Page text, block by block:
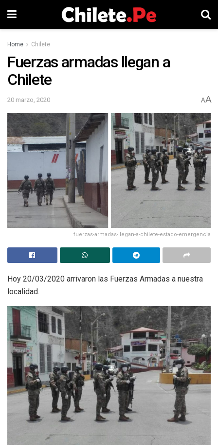
Home Chilete
Fuerzas armadas llegan a
Chilete
20 marzo, 2020 AA
fuerzas-armadas-llegan-a-chilete-estado-emergencia
Hoy 20/03/2020 arrivaron las Fuerzas Armadas a nuestra
localidad.